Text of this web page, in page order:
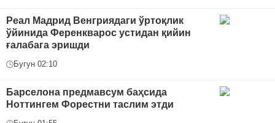
Реал Мадрид Венгриядаги ўртоқлик
ўйинида Ференкварос устидан қийин
ғалабага эришди
Бугун 02:10
Барселона предмавсум баҳсида
Ноттингем Форестни таслим этди